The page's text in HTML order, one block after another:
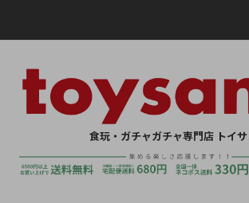
食玩・ガチャガチャ専門店 トイ